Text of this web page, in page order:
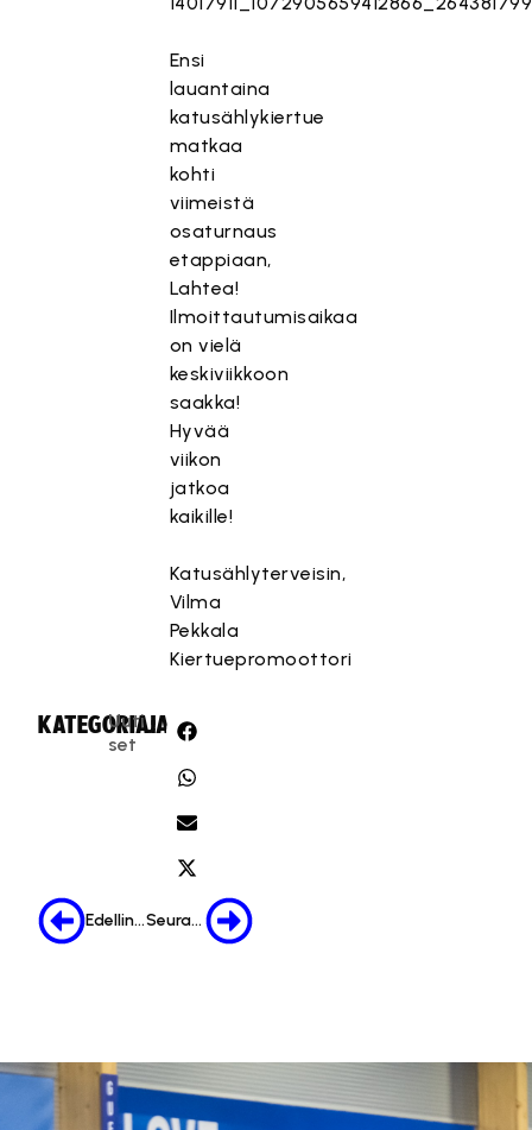
Ensi
lauantaina
katusählykiertue
matkaa
kohti
viimeistä
osaturnaus
etappiaan,
Lahtea!
Ilmoittautumisaikaa
on vielä
keskiviikkoon
saakka!
Hyvää
viikon
jatkoa
kaikille!
Katusählyterveisin,
Vilma
Pekkala
Kiertuepromoottori
KATEGORIA:
Uuti
set
JAA:
Edellinen Seuraava